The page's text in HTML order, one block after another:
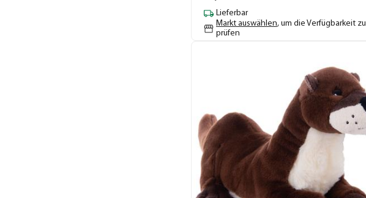
Lieferbar
Markt auswählen, um die Verfügbarkeit zu
prüfen